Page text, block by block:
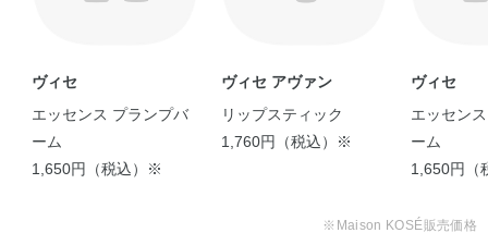
ヴィセ
エッセンス プランプバ
ーム
1,650円（税込）※
ヴィセ アヴァン
リップスティック
1,760円（税込）※
ヴィセ
エッセン
ーム
1,650円（
※Maison KOSÉ販売価格